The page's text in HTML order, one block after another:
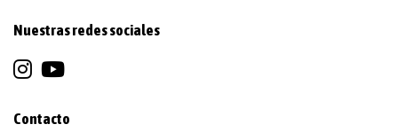
Nuestras redes sociales
Contacto